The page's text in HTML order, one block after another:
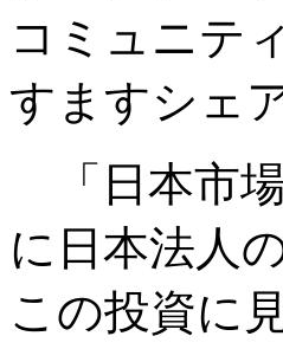
コミュニテ
すますシェ
「日本市
に日本法人
この投資に